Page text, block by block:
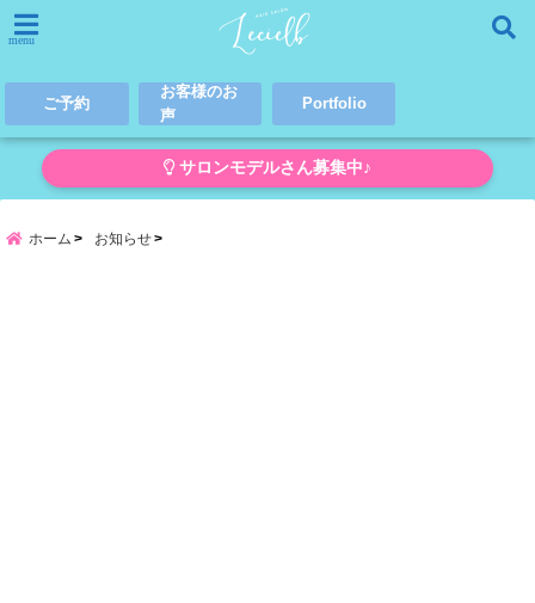
menu
ご予約
お客様のお
声
Portfolio
サロンモデルさん募集中♪
ホーム お知らせ